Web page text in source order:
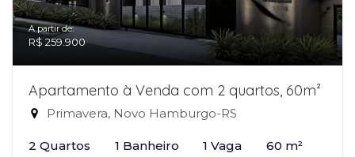
A partir de:
R$ 259.900
Apartamento à Venda com 2 quartos, 60m²
Primavera, Novo Hamburgo-RS
2 Quartos 1 Banheiro 1 Vaga 60 m²